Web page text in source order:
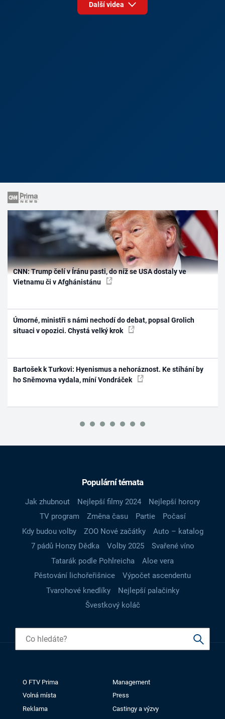
Další videa
CNN: Trump čelí v Íránu pasti, do níž se USA dostaly ve
Vietnamu či v Afghánistánu
Úmorné, ministři s námi nechodí do debat, popsal Grolich
situaci v opozici. Chystá velký krok
Bartošek k Turkovi: Hyenismus a nehoráznost. Ke stíhání by
ho Sněmovna vydala, míní Vondráček
Populární témata
Jak zhubnout Nejlepší filmy 2024
Nejlepší horory
TV program
Změna času Partie
Počasí
Kdy budou volby
ZOO Nové začátky
Auto – katalog
7 pádů Honzy Dědka
Volby 2025
Svařené víno
Tatarák podle Pohlreicha
Aloe vera
Pěstování lichořeřišnice
Výpočet ascendentu
Tvarohové knedlíky
Nejlepší palačinky
Švestkový koláč
O FTV Prima
Management
Volná místa
Press
Reklama
Castingy a výzvy